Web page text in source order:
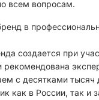
всем вопросам.
в
создается при
рекомендована
с десятками тысяч
как в России, так и